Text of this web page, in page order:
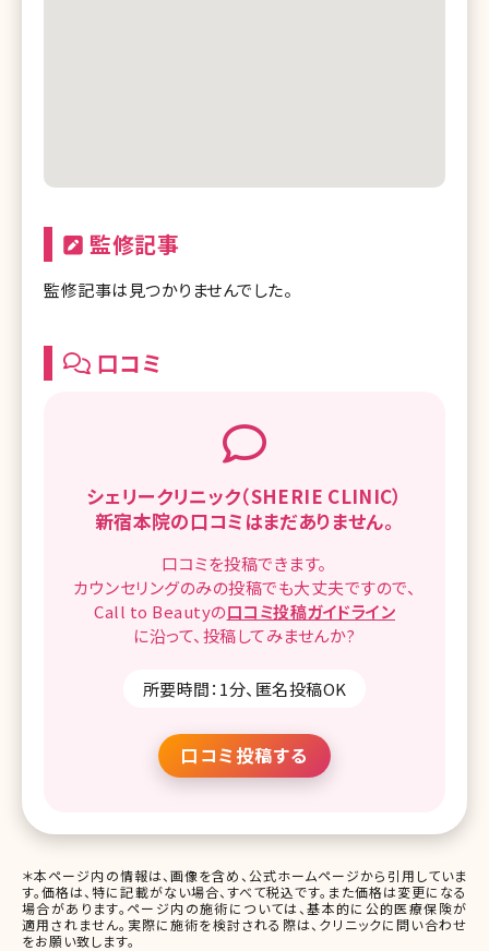
監修記事
監修記事は見つかりませんでした。
口コミ
シェリークリニック（SHERIE CLINIC）
新宿本院の口コミはまだありません。
口コミを投稿できます。
カウンセリングのみの投稿でも大丈夫ですので、
Call to Beautyの口コミ投稿ガイドライン
に沿って、 投稿してみませんか?
所要時間：1分、匿名投稿OK
口コミ投稿する
＊本ページ内の情報は、画像を含め、公式ホームページから引用していま
す。価格は、特に記載がない場合、すべて税込です。また価格は変更になる
場合があります。ページ内の施術については、基本的に公的医療保険が
適用されません。実際に施術を検討される際は、クリニックに問い合わせ
をお願い致します。